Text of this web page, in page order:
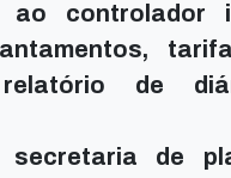
ao
de
secretaria de